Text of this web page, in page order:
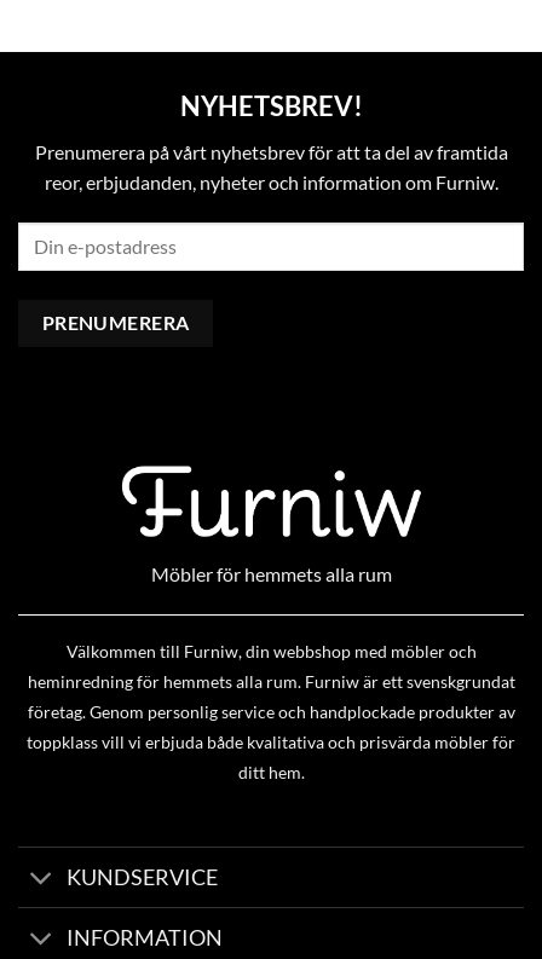
NYHETSBREV!
Prenumerera på vårt nyhetsbrev för att ta del av framtida
reor, erbjudanden, nyheter och information om Furniw.
Möbler för hemmets alla rum
Välkommen till Furniw, din webbshop med möbler och
heminredning för hemmets alla rum. Furniw är ett svenskgrundat
företag. Genom personlig service och handplockade produkter av
toppklass vill vi erbjuda både kvalitativa och prisvärda möbler för
ditt hem.
KUNDSERVICE
INFORMATION